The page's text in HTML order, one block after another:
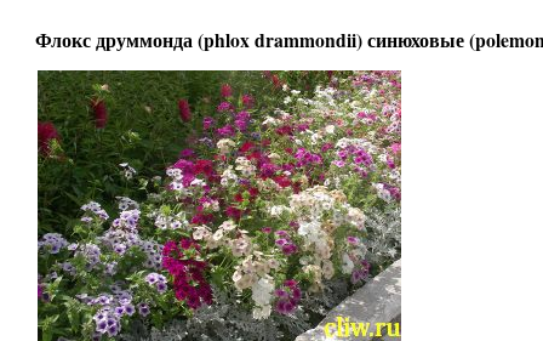
Флокс друммонда (phlox drammondii) синюховые